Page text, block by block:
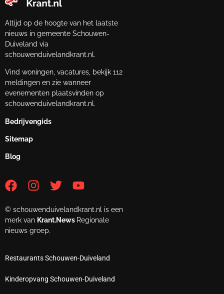
Altijd op de hoogte van het laatste
nieuws in gemeente Schouwen-
Duiveland via
schouwenduivelandkrant.nl.
Vind woningen, vacatures, bekijk 112
meldingen en zie wanneer
evenementen plaatsvinden op
schouwenduivelandkrant.nl.
Bedrijvengids
Sitemap
Blog
© schouwenduivelandkrant.nl is een
merk van Krant.News Regionale
nieuws groep.
Restaurants Schouwen-Duiveland
Kinderopvang Schouwen-Duiveland